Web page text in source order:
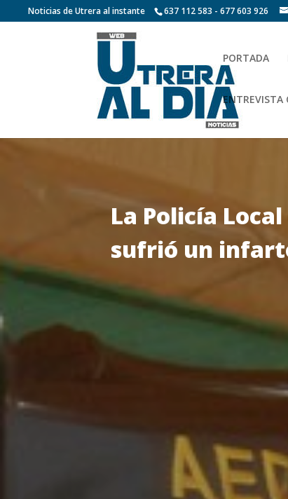
Noticias de Utrera al instante 637 112 583 - 677 603 926
PORTADA
ENTREVISTA
La Policía
sufrió un